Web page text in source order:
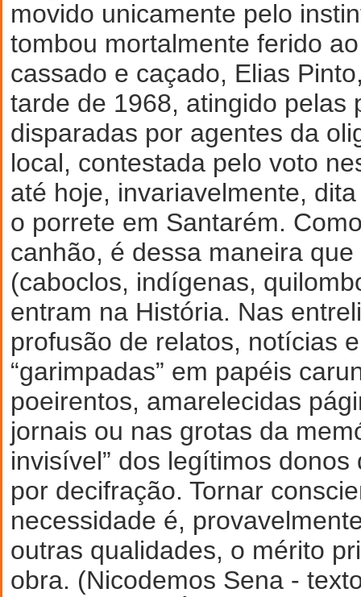
movido unicamente pelo
tombou mortalmente ferido
cassado e caçado, Elias
tarde de 1968, atingido pelas
disparadas por agentes da
local, contestada pelo voto
até hoje, invariavelmente,
o porrete em Santarém.
canhão, é dessa maneira
(caboclos, indígenas,
entram na História. Nas
profusão de relatos, notícias
“garimpadas” em papéis
poeirentos, amarelecidas
jornais ou nas grotas da
invisível” dos legítimos
por decifração. Tornar
necessidade é,
outras qualidades, o mérito
obra. (Nicodemos Sena -